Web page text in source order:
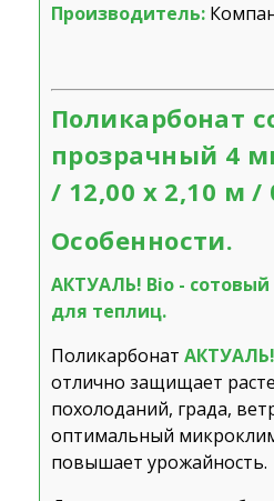
Производитель:
Поликарбонат
прозрачный 4
/ 12,00 х 2,10 м /
Особенности.
АКТУАЛЬ! Bio -
для теплиц.
Поликарбонат
отлично защищает
похолоданий, града,
оптимальный
повышает урожайность.